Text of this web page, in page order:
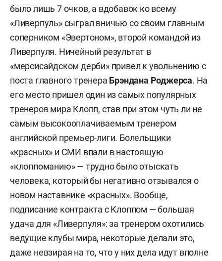
было лишь 7 очков, а вдобавок ко всему
«Ливерпуль» сыграл вничью со своим главным
соперником «Эвертоном», второй командой из
Ливерпуля. Ничейный результат в
«мерсисайдском дерби» привел к увольнению с
поста главного тренера Брэндана Роджерса. На
его место пришел один из самых популярных
тренеров мира Клопп, став при этом чуть ли не
самым высокооплачиваемым тренером
английской премьер-лиги. Болельщики
«красных» и СМИ впали в настоящую
«клоппоманию» — трудно было отыскать
человека, который бы негативно отзывался о
новом наставнике «красных». Вообще,
подписание контракта с Клоппом — большая
удача для «Ливерпуля»: за тренером охотились
ведущие клубы мира, некоторые делали это,
даже невзирая на то, что у них дела идут вполне